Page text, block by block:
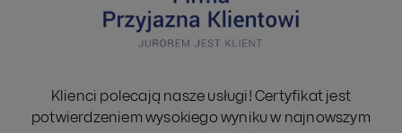
Klienci polecają nasze usługi! Certyfikat jest
potwierdzeniem wysokiego wyniku w najnowszym